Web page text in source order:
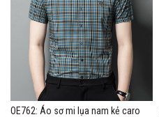
OE762: Áo sơ mi lụa nam kẻ caro